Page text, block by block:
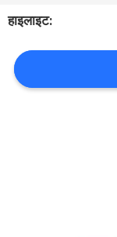
गुणवत्ता
नियंत्रण
हाइलाइट: